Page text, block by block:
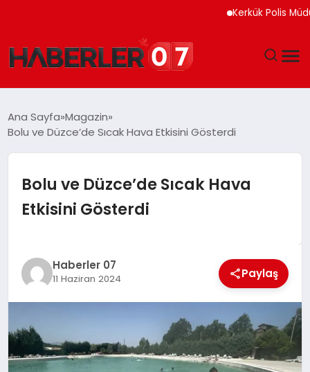
Kerkük Polis
YAŞAM
SPOR
EĞITIM
DIĞER
Ana Sayfa Magazin
Bolu ve Düzce’de Sıcak Hava Etkisini Gösterdi
Bolu ve Düzce’de Sıcak Hava
Etkisini Gösterdi
Haberler 07
11 Haziran 2024 Paylaş